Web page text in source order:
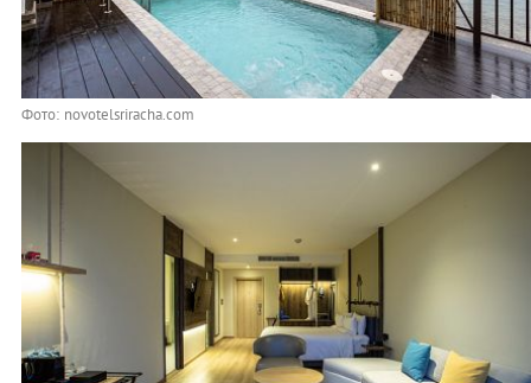
Фото: novotelsriracha.com